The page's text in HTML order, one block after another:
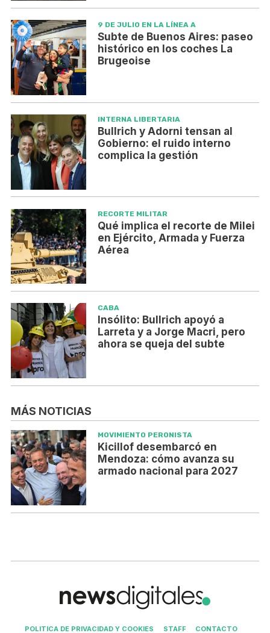
9 DE JULIO EN LA LÍNEA A
Subte de Buenos Aires: paseo
histórico en los coches La
Brugeoise
INTERNA LIBERTARIA
Bullrich y Adorni tensan al
Gobierno: el ruido interno
complica la gestión
RECORTE MILITAR
Qué implica el recorte de Milei
en Ejército, Armada y Fuerza
Aérea
CABA
Insólito: Bullrich apoyó a
Larreta y a Jorge Macri, pero
ahora se queja del subte
MÁS NOTICIAS
MOVIMIENTO PERONISTA
Kicillof desembarcó en
Mendoza: cómo avanza su
armado nacional para 2027
POLITICA DE PRIVACIDAD Y COOKIES STAFF CONTACTO